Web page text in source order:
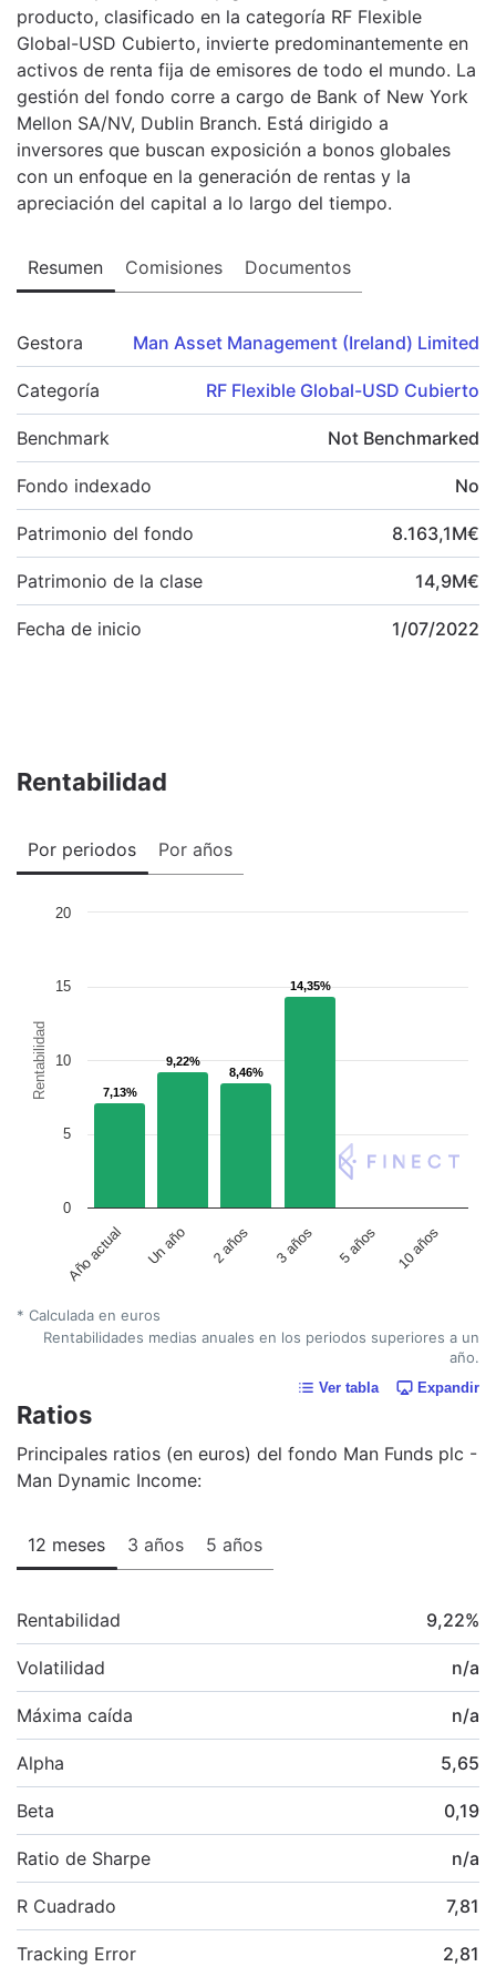
producto, clasificado en la categoría RF Flexible
Global-USD Cubierto, invierte predominantemente en
activos de renta fija de emisores de todo el mundo. La
gestión del fondo corre a cargo de Bank of New York
Mellon SA/NV, Dublin Branch. Está dirigido a
inversores que buscan exposición a bonos globales
con un enfoque en la generación de rentas y la
apreciación del capital a lo largo del tiempo.
Resumen Comisiones Documentos
Gestora Man Asset Management (Ireland) Limited
Categoría RF Flexible Global-USD Cubierto
Benchmark Not Benchmarked
Fondo indexado No
Patrimonio del fondo 8.163,1M€
Patrimonio de la clase 14,9M€
Fecha de inicio 1/07/2022
Rentabilidad
Por periodos Por años
Rentabilidad 7,13%
7,13%
9,22%
9,22%
8,46%
8,46%
14,35%
14,35%
Año actual Un año 2 años 3 años 5 años 10 años
0
10
5
15
20
* Calculada en euros
Rentabilidades medias anuales en los periodos superiores a un
año.
Ver tabla Expandir
Ratios
Principales ratios (en euros) del fondo Man Funds plc -
Man Dynamic Income:
12 meses 3 años 5 años
Rentabilidad 9,22%
Volatilidad n/a
Máxima caída n/a
Alpha 5,65
Beta 0,19
Ratio de Sharpe n/a
R Cuadrado 7,81
Tracking Error 2,81